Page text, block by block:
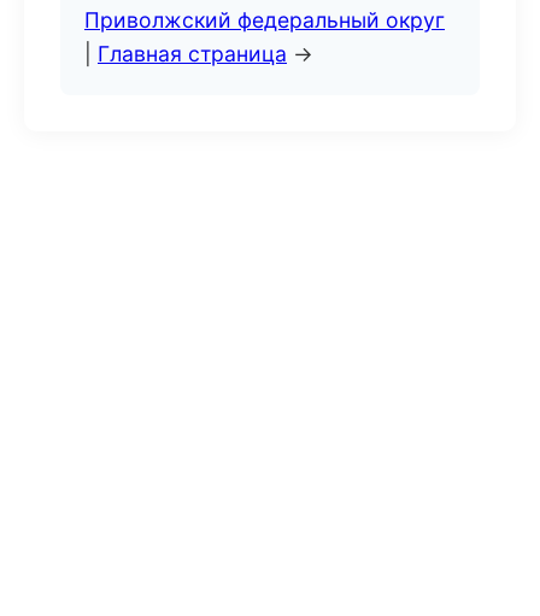
Приволжский федеральный округ
Главная страница →